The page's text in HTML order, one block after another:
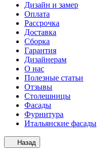
Дизайн и замер
Оплата
Рассрочка
Доставка
Сборка
Гарантия
Дизайнерам
О нас
Полезные статьи
Отзывы
Столешницы
Фасады
Фурнитура
Итальянские фасады
Назад